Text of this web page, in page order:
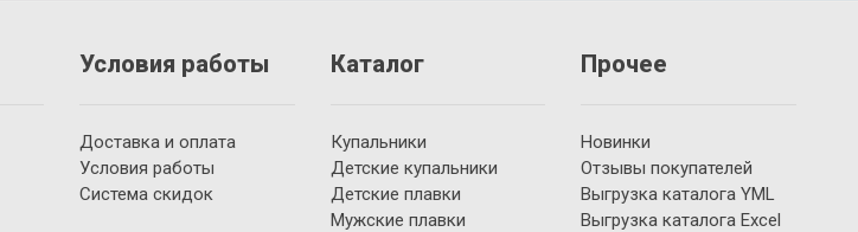
Условия работы
Доставка и оплата
Условия работы
Система скидок
Каталог
Купальники
Детские купальники
Детские плавки
Мужские плавки
Прочее
Новинки
Отзывы покупателей
Выгрузка каталога YML
Выгрузка каталога Excel